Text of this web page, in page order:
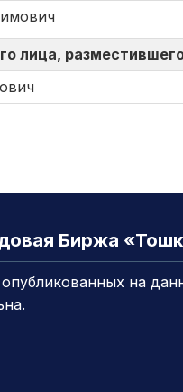
лица,
Биржа
на